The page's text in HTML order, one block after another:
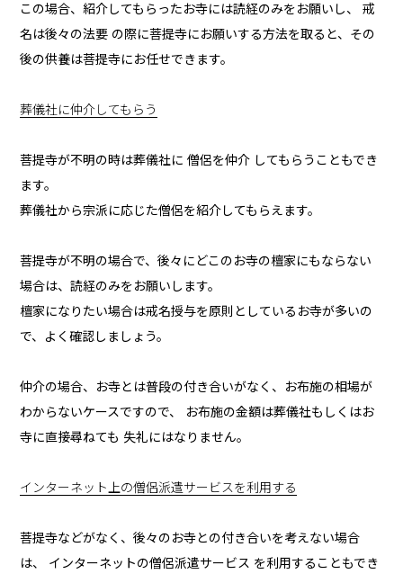
この場合、紹介してもらったお寺には読経のみをお願いし、 戒
名は後々の法要 の際に菩提寺にお願いする方法を取ると、その
後の供養は菩提寺にお任せできます。
葬儀社に仲介してもらう
菩提寺が不明の時は葬儀社に 僧侶を仲介 してもらうこともでき
ます。
葬儀社から宗派に応じた僧侶を紹介してもらえます。
菩提寺が不明の場合で、後々にどこのお寺の檀家にもならない
場合は、読経のみをお願いします。
檀家になりたい場合は戒名授与を原則としているお寺が多いの
で、よく確認しましょう。
仲介の場合、お寺とは普段の付き合いがなく、お布施の相場が
わからないケースですので、 お布施の金額は葬儀社もしくはお
寺に直接尋ねても 失礼にはなりません。
インターネット上の僧侶派遣サービスを利用する
菩提寺などがなく、後々のお寺との付き合いを考えない場合
は、 インターネットの僧侶派遣サービス を利用することもでき